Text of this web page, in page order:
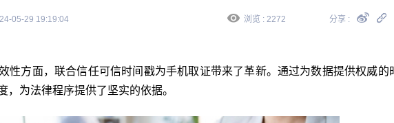
05-29 19:19:04 浏览 : 2272 分享 :
性方面，联合信任可信时间戳为手机取证带来了革新。通过为数据提供权威的
为法律程序提供了坚实的依据。